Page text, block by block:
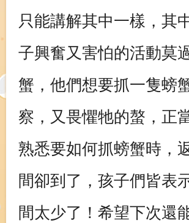
只能講解其中一樣，其
子興奮又害怕的活動莫
蟹，他們想要抓一隻螃
察，又畏懼牠的螯，正
熟悉要如何抓螃蟹時，
間卻到了，孩子們皆表
間太少了！希望下次還